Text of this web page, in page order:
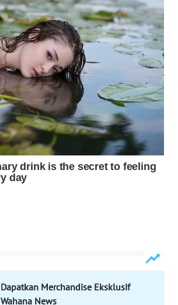
Dapatkan Merchandise Eksklusif
Wahana News